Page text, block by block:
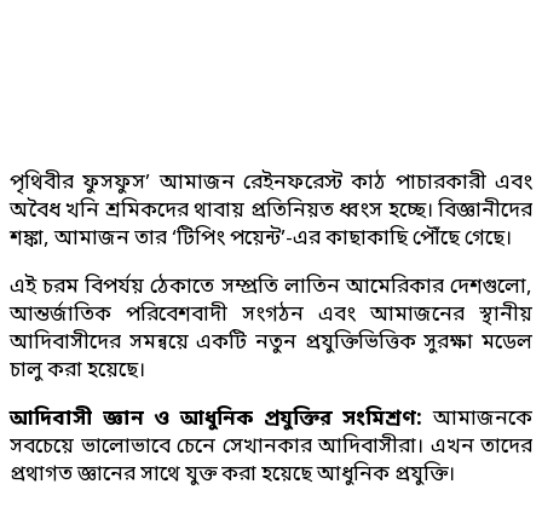
পৃথিবীর ফুসফুস’ আমাজন রেইনফরেস্ট কাঠ পাচারকারী এবং
অবৈধ খনি শ্রমিকদের থাবায় প্রতিনিয়ত ধ্বংস হচ্ছে। বিজ্ঞানীদের
শঙ্কা, আমাজন তার ‘টিপিং পয়েন্ট’-এর কাছাকাছি পৌঁছে গেছে।
এই চরম বিপর্যয় ঠেকাতে সম্প্রতি লাতিন আমেরিকার দেশগুলো,
আন্তর্জাতিক পরিবেশবাদী সংগঠন এবং আমাজনের স্থানীয়
আদিবাসীদের সমন্বয়ে একটি নতুন প্রযুক্তিভিত্তিক সুরক্ষা মডেল
চালু করা হয়েছে।
আদিবাসী জ্ঞান ও আধুনিক প্রযুক্তির সংমিশ্রণ: আমাজনকে
সবচেয়ে ভালোভাবে চেনে সেখানকার আদিবাসীরা। এখন তাদের
প্রথাগত জ্ঞানের সাথে যুক্ত করা হয়েছে আধুনিক প্রযুক্তি।